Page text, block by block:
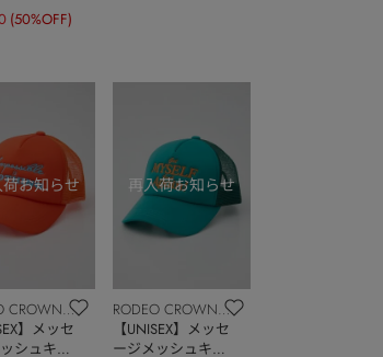
(50%OFF)
CROWNS
】メッセ
シュキャ
RODEO CROWNS
WIDE BOWL
【UNISEX】メッセ
ージメッシュキャ